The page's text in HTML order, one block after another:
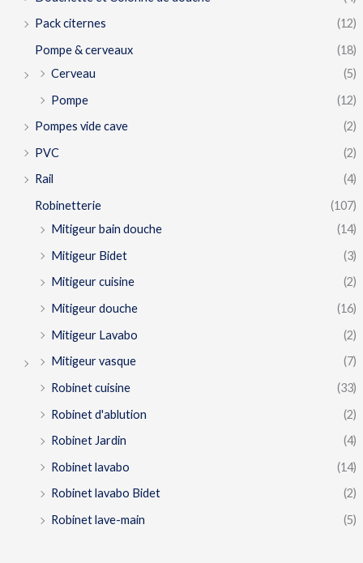
Pack citernes
(12)
Pompe & cerveaux
(18)
Cerveau
(5)
Pompe
(12)
Pompes vide cave
(2)
PVC
(2)
Rail
(4)
Robinetterie
(107)
Mitigeur bain douche
(14)
Mitigeur Bidet
(3)
Mitigeur cuisine
(2)
Mitigeur douche
(16)
Mitigeur Lavabo
(2)
Mitigeur vasque
(7)
Robinet cuisine
(33)
Robinet d'ablution
(2)
Robinet Jardin
(4)
Robinet lavabo
(14)
Robinet lavabo Bidet
(2)
Robinet lave-main
(5)